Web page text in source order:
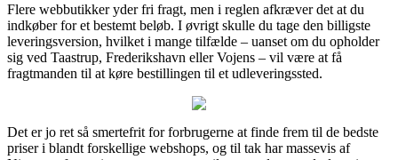
Flere webbutikker yder fri fragt, men i reglen afkræver det at du
indkøber for et bestemt beløb. I øvrigt skulle du tage den billigste
leveringsversion, hvilket i mange tilfælde – uanset om du opholder
sig ved Taastrup, Frederikshavn eller Vojens – vil være at få
fragtmanden til at køre bestillingen til et udleveringssted.
Det er jo ret så smertefrit for forbrugerne at finde frem til de bedste
priser i blandt forskellige webshops, og til tak har massevis af